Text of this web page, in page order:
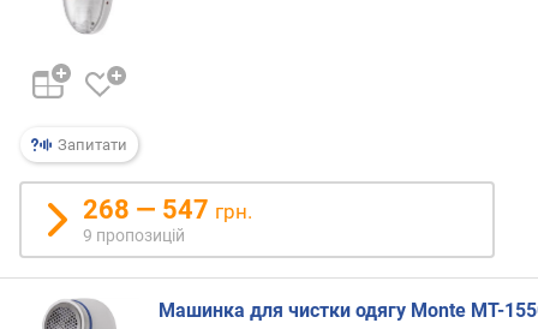
д
ш
е
и
х
д
о
д
о
о
Запитати
268 — 547 грн.
9 пропозицій
Машинка для чистки одягу Monte MT-